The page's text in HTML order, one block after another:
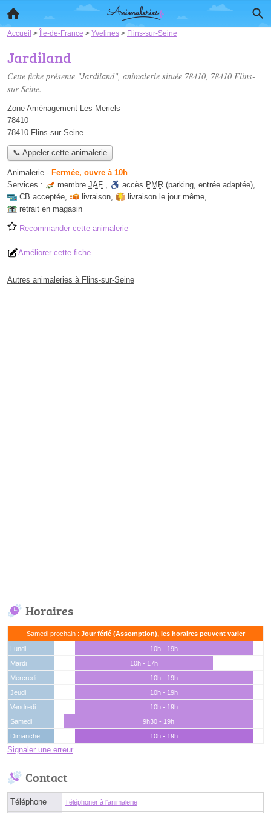
Accueil > Île-de-France > Yvelines > Flins-sur-Seine
Jardiland
Cette fiche présente "Jardiland", animalerie située 78410, 78410 Flins-
sur-Seine.
Zone Aménagement Les Meriels
78410
78410 Flins-sur-Seine
📞 Appeler cette animalerie
Animalerie - Fermée, ouvre à 10h
Services :
membre JAF , accès PMR (parking, entrée adaptée),
CB acceptée, livraison, livraison le jour même,
retrait en magasin
Recommander cette animalerie
Améliorer cette fiche
Autres animaleries à Flins-sur-Seine
Horaires
Samedi prochain : Jour férié (Assomption), les horaires peuvent varier
Lundi
10h - 19h
Mardi
10h - 17h
Mercredi
10h - 19h
Jeudi
10h - 19h
Vendredi
10h - 19h
Samedi
9h30 - 19h
Dimanche
10h - 19h
Signaler une erreur
Contact
Téléphone Téléphoner à l'animalerie